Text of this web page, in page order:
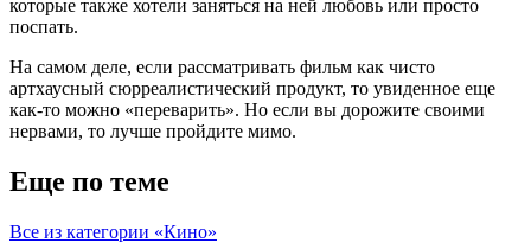
которые также хотели заняться на ней любовь или просто
поспать.
На самом деле, если рассматривать фильм как чисто
артхаусный сюрреалистический продукт, то увиденное еще
как-то можно «переварить». Но если вы дорожите своими
нервами, то лучше пройдите мимо.
Еще по теме
Все из категории «Кино»